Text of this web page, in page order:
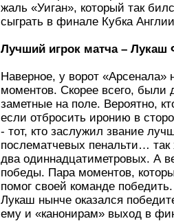
жаль «Уиган», который так
сыграть в финале Кубка
Лучший игрок матча – Лукаш
Наверное, у ворот «Арсенала»
моментов. Скорее всего, были
заметные на поле. Вероятно,
если отбросить иронию в
- тот, кто заслужил звание
послематчевых пенальти… так
два одиннадцатиметровых. А
победы. Пара моментов,
помог своей команде
Лукаш нынче оказался
ему и «канонирам» выход в